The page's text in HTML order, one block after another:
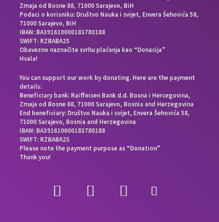
Zmaja od Bosne 88, 71000 Sarajevo, BiH
Podaci o korisniku: Društvo Nauka i svijet, Envera Šehovića 58,
71000 Sarajevo, BiH
IBAN: BA391610000183780188
SWIFT: RZBABA2S
Obavezno naznačite svrhu plaćanja kao “Donacija”
Hvala!
You can support our work by donating. Here are the payment
details:
Beneficiary bank: Raiffeisen Bank d.d. Bosna i Hercegovina,
Zmaja od Bosne 88, 71000 Sarajevo, Bosnia and Herzegovina
End beneficiary: Društvo Nauka i svijet, Envera Šehovića 58,
71000 Sarajevo, Bosnia and Herzegovina
IBAN: BA391610000183780188
SWIFT: RZBABA2S
Please note the payment purpose as “Donation”
Thank you!